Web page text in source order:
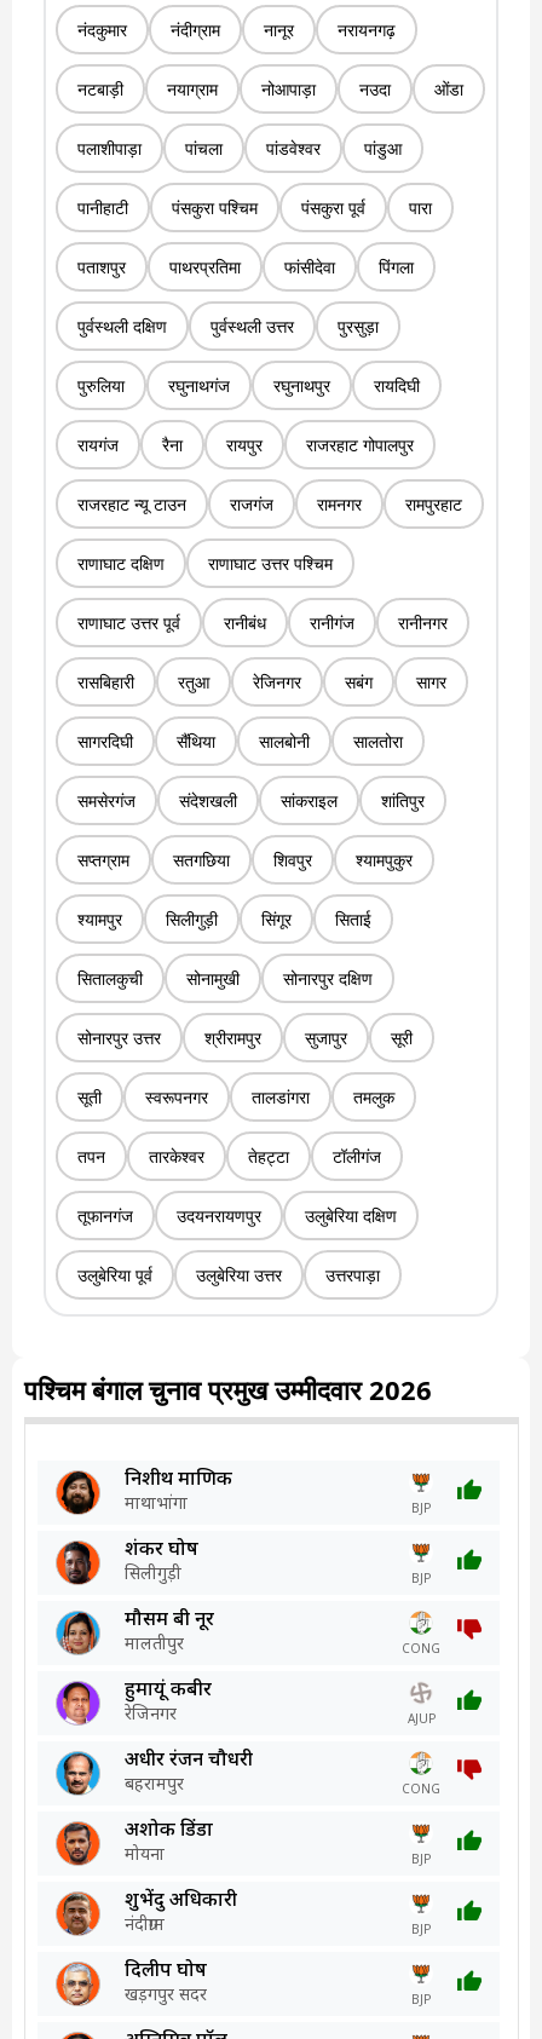
नंदकुमार नंदीग्राम नानूर नरायनगढ़
नटबाड़ी नयाग्राम नोआपाड़ा नउदा ओंडा
पलाशीपाड़ा पांचला पांडवेश्वर पांडुआ
पानीहाटी पंसकुरा पश्चिम पंसकुरा पूर्व पारा
पताशपुर पाथरप्रतिमा फांसीदेवा पिंगला
पुर्वस्थली दक्षिण पुर्वस्थली उत्तर पुरसुड़ा
पुरुलिया रघुनाथगंज रघुनाथपुर रायदिघी
रायगंज रैना रायपुर राजरहाट गोपालपुर
राजरहाट न्यू टाउन राजगंज रामनगर रामपुरहाट
राणाघाट दक्षिण राणाघाट उत्तर पश्चिम
राणाघाट उत्तर पूर्व रानीबंध रानीगंज रानीनगर
रासबिहारी रतुआ रेजिनगर सबंग सागर
सागरदिघी सैंथिया सालबोनी सालतोरा
समसेरगंज संदेशखली सांकराइल शांतिपुर
सप्तग्राम सतगछिया शिवपुर श्यामपुकुर
श्यामपुर सिलीगुड़ी सिंगूर सिताई
सितालकुची सोनामुखी सोनारपुर दक्षिण
सोनारपुर उत्तर श्रीरामपुर सुजापुर सूरी
सूती स्वरूपनगर तालडांगरा तमलुक
तपन तारकेश्वर तेहट्टा टॉलीगंज
तूफानगंज उदयनरायणपुर उलुबेरिया दक्षिण
उलुबेरिया पूर्व उलुबेरिया उत्तर उत्तरपाड़ा
पश्चिम बंगाल चुनाव प्रमुख उम्मीदवार 2026